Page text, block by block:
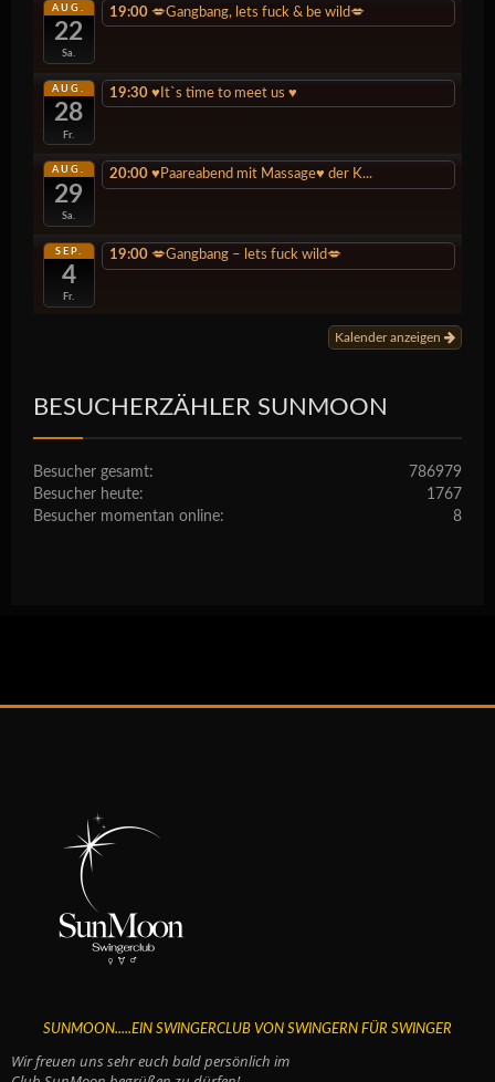
AUG.
22
Sa.
19:00 💋Gangbang, lets fuck & be wild💋
AUG.
28
Fr.
19:30 ♥️It`s time to meet us ♥️
AUG.
29
Sa.
20:00 ♥️Paareabend mit Massage♥️ der K...
SEP.
4
Fr.
19:00 💋Gangbang – lets fuck wild💋
Kalender anzeigen
BESUCHERZÄHLER SUNMOON
786979
Besucher gesamt:
1767
Besucher heute:
8
Besucher momentan online:
SUNMOON.....EIN SWINGERCLUB VON SWINGERN FÜR SWINGER
Wir freuen uns sehr euch bald persönlich im